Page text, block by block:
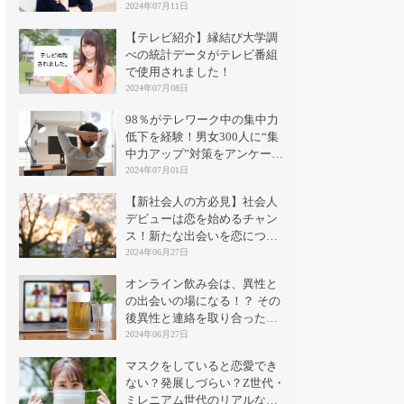
2024年07月11日
【テレビ紹介】縁結び大学調
べの統計データがテレビ番組
で使用されました！
2024年07月08日
98％がテレワーク中の集中力
低下を経験！男女300人に“集
中力アップ”対策をアンケート
｜縁結び大学
2024年07月01日
【新社会人の方必見】社会人
デビューは恋を始めるチャン
ス！新たな出会いを恋につな
げる方法とは？
2024年06月27日
オンライン飲み会は、異性と
の出会いの場になる！？ その
後異性と連絡を取り合った割
合は？
2024年06月27日
マスクをしていると恋愛でき
ない？発展しづらい？Z世代・
ミレニアム世代のリアルな意